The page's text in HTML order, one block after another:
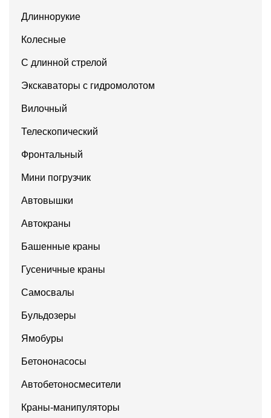
Длиннорукие
Колесные
С длинной стрелой
Экскаваторы с гидромолотом
Вилочный
Телескопический
Фронтальный
Мини погрузчик
Автовышки
Автокраны
Башенные краны
Гусеничные краны
Самосвалы
Бульдозеры
Ямобуры
Бетононасосы
Автобетоносмесители
Краны-манипуляторы